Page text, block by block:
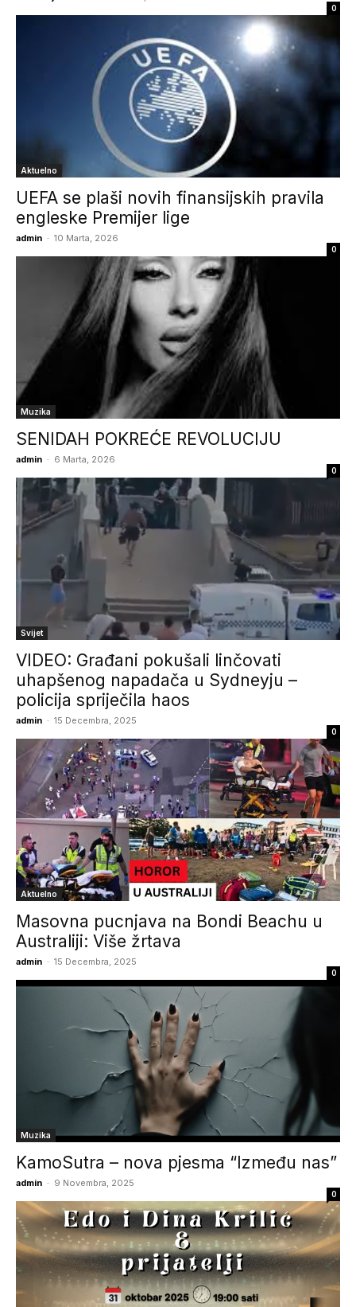
0
Aktuelno
UEFA se plaši novih finansijskih pravila
engleske Premijer lige
admin - 10 Marta, 2026
0
Muzika
SENIDAH POKREĆE REVOLUCIJU
admin - 6 Marta, 2026
0
Svijet
VIDEO: Građani pokušali linčovati
uhapšenog napadača u Sydneyju –
policija spriječila haos
admin - 15 Decembra, 2025
0
Aktuelno
Masovna pucnjava na Bondi Beachu u
Australiji: Više žrtava
admin - 15 Decembra, 2025
0
Muzika
KamoSutra – nova pjesma “Između nas”
admin - 9 Novembra, 2025
0